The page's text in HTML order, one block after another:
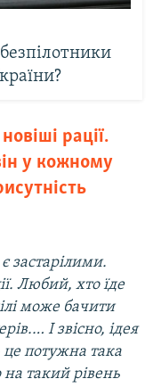
рації.
у кожному
застарілими.
Любий, хто їде
може бачити
І звісно, ідея
потужна така
такий рівень